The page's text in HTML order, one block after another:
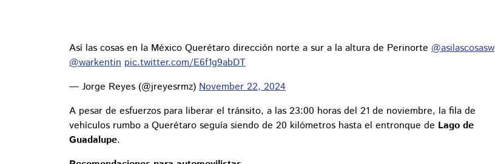
Así las cosas en la México Querétaro dirección norte a sur a la altura de Perinorte @asilascosasw
@warkentin pic.twitter.com/E6f1g9abDT
— Jorge Reyes (@jreyesrmz) November 22, 2024
A pesar de esfuerzos para liberar el tránsito, a las 23:00 horas del 21 de noviembre, la fila de
vehículos rumbo a Querétaro seguía siendo de 20 kilómetros hasta el entronque de Lago de
Guadalupe.